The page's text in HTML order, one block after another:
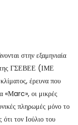
στην εξαμηνιαία
της ΓΣΕΒΕΕ (ΙΜΕ
έρευνα που
«Μarc», οι μικρές
πληρωμές μόνο το
τον Ιούλιο του